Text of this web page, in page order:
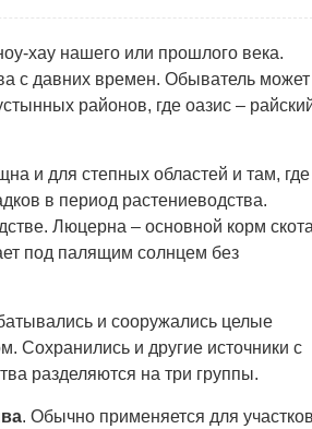
хау нашего или прошлого века.
с давних времен. Обыватель может
районов, где оазис –
и для степных областей и там, где
в период растениеводства.
Люцерна – основной корм
под палящим солнцем без
и сооружались целые
Сохранились и другие источники с
разделяются на три группы.
. Обычно применяется для